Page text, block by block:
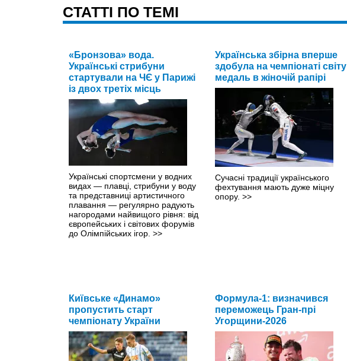
CТАТТІ ПО ТЕМІ
«Бронзова» вода.
Українські стрибуни
стартували на ЧЄ у Парижі
із двох третіх місць
Українські спортсмени у водних
видах — плавці, стрибуни у воду
та представниці артистичного
плавання — регулярно радують
нагородами найвищого рівня: від
європейських і світових форумів
до Олімпійських ігор. >>
Українська збірна вперше
здобула на чемпіонаті світу
медаль в жіночій рапірі
Сучасні традиції українського
фехтування мають дуже міцну
опору. >>
Київське «Динамо»
пропустить старт
чемпіонату України
Формула-1: визначився
переможець Гран-прі
Угорщини-2026